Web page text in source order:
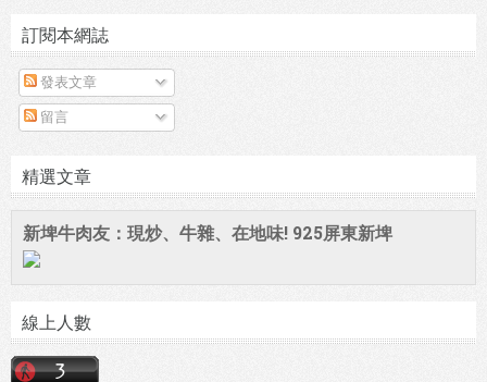
訂閱本網誌
發表文章
留言
精選文章
新埤牛肉友：現炒、牛雜、在地味! 925屏東新埤
線上人數